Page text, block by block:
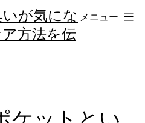
が気にな
方法を伝
メニュー